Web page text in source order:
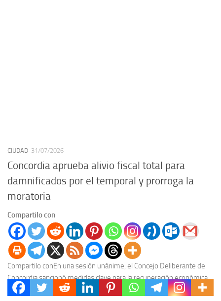
CIUDAD 31/07/2026
Concordia aprueba alivio fiscal total para
damnificados por el temporal y prorroga la
moratoria
Compartilo con
Compartilo conEn una sesión unánime, el Concejo Deliberante de
Concordia sancionó medidas clave para la recuperación económica
de la ciudad: exenciones fiscales del 100% para...